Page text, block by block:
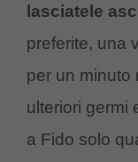
lasciatele
preferite, una
per un minuto
ulteriori germi
a Fido solo